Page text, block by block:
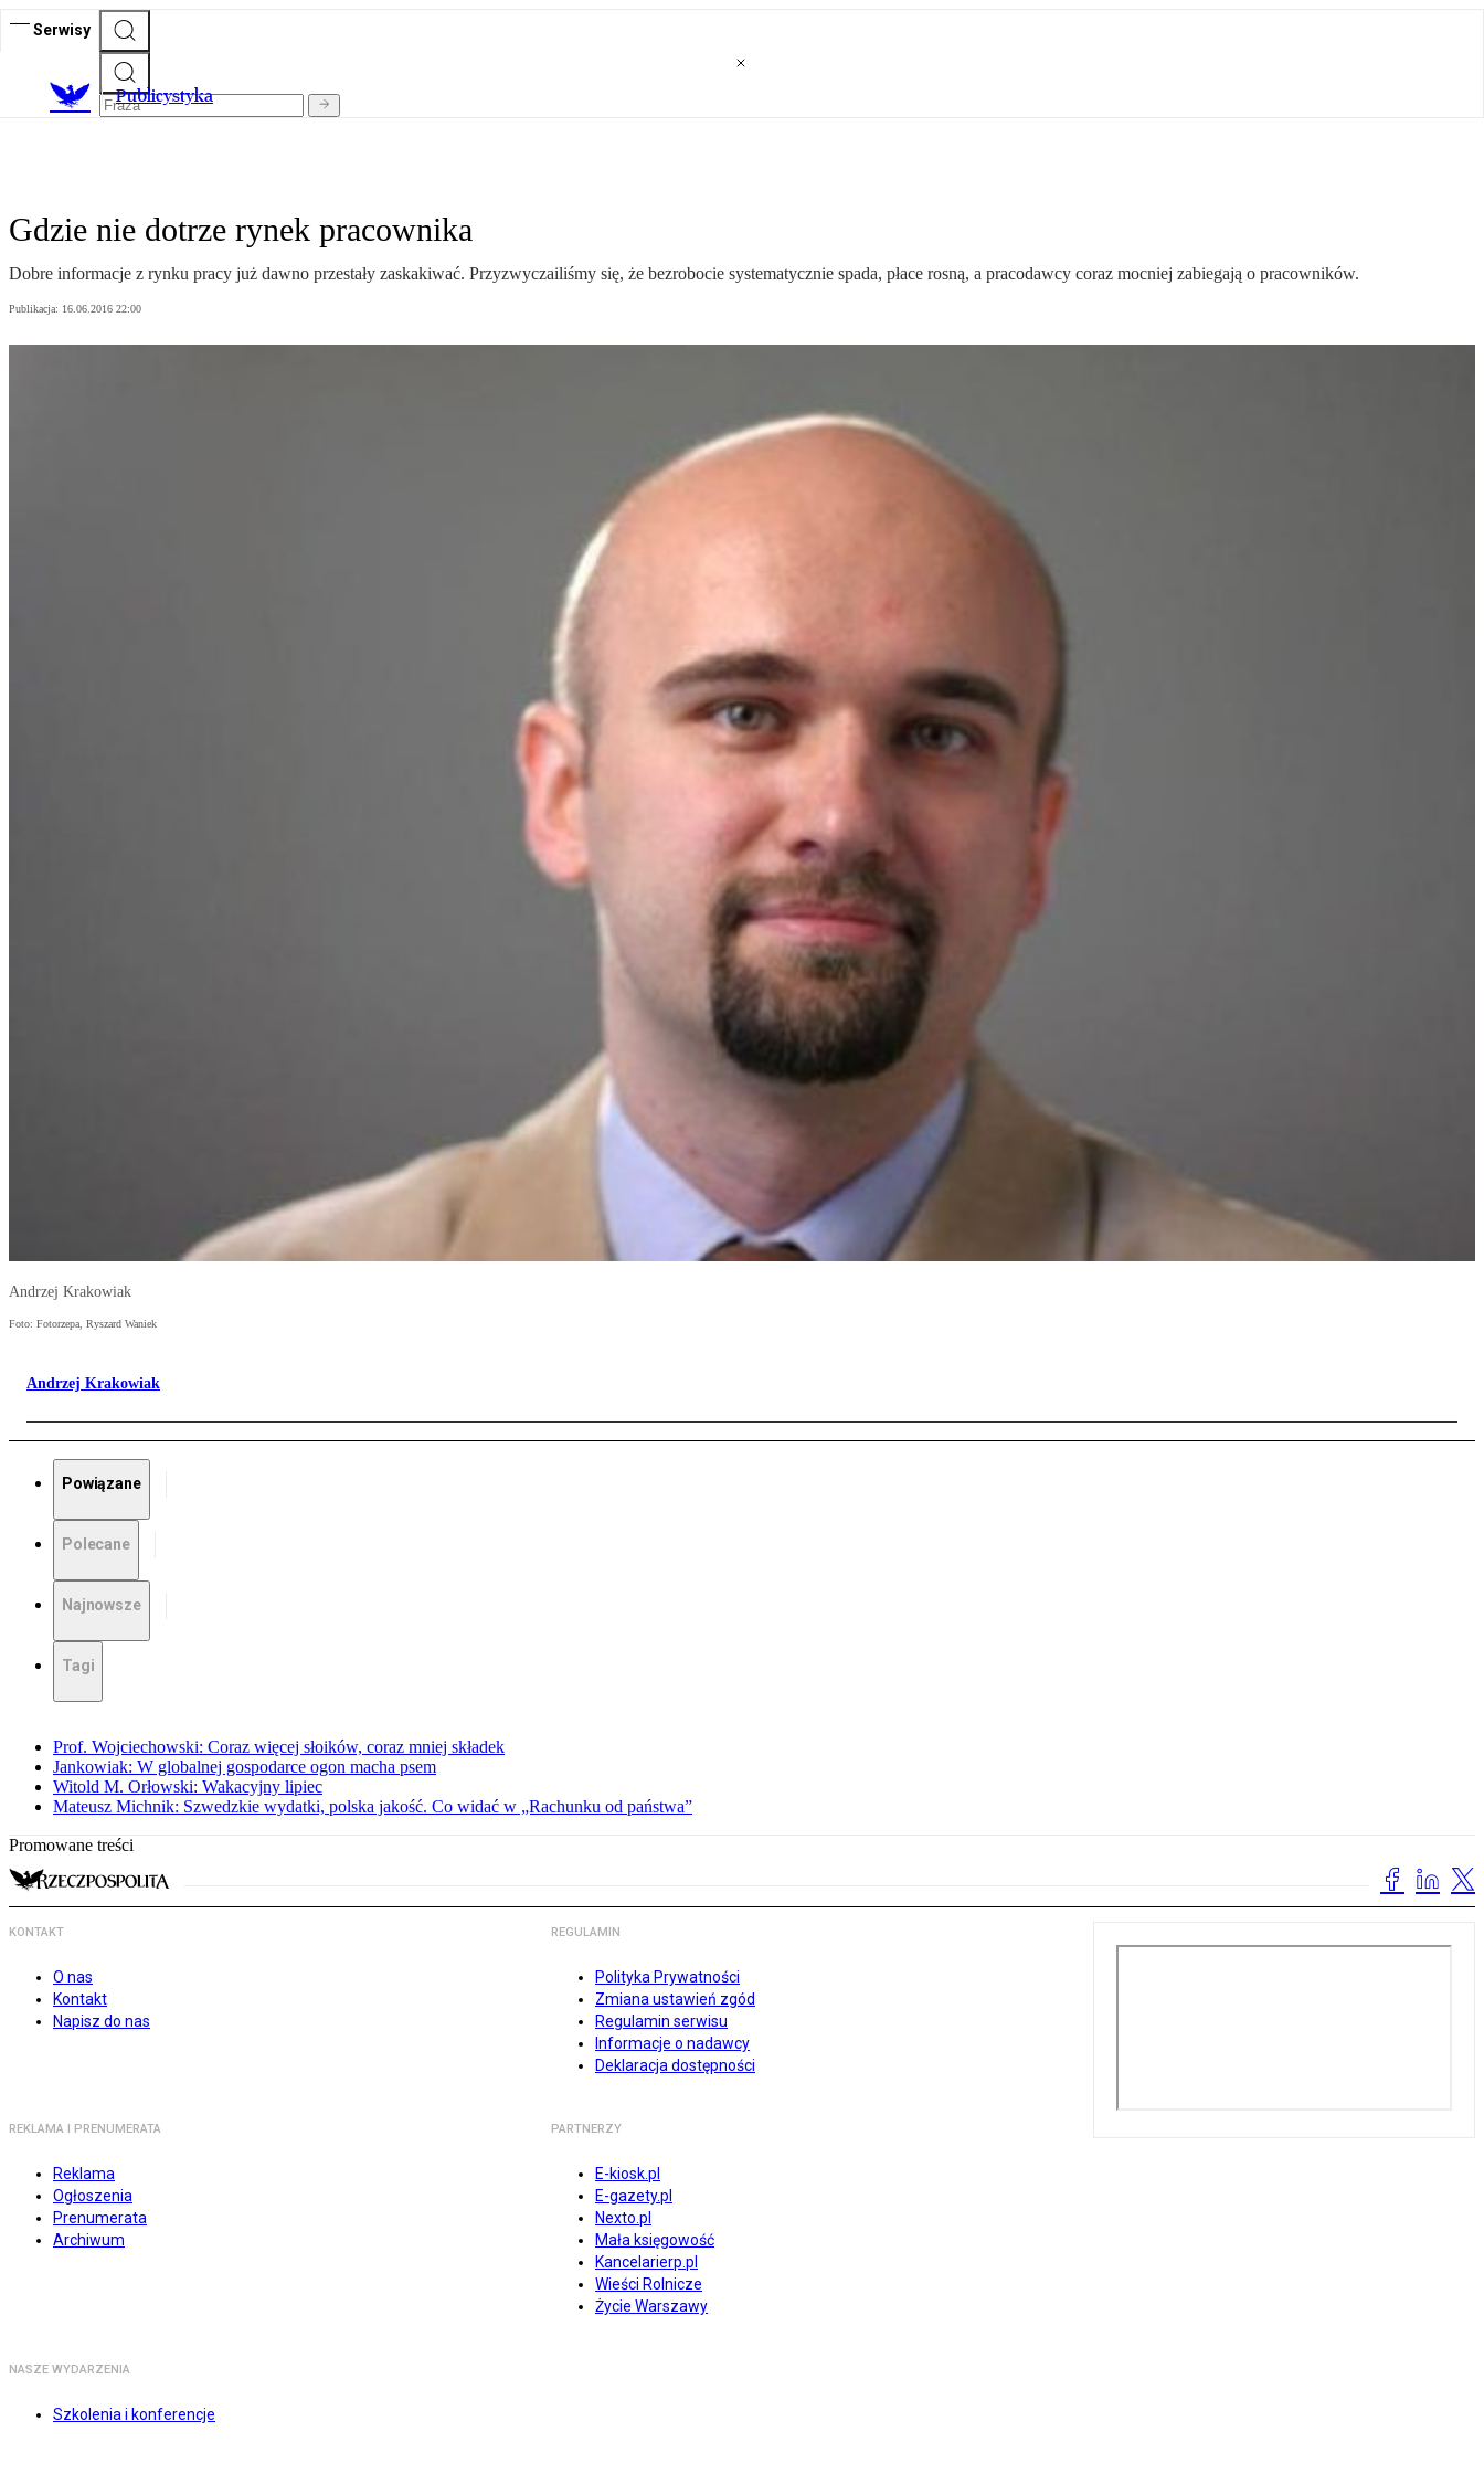
Serwisy
Publicystyka
Gdzie nie dotrze rynek pracownika
Dobre informacje z rynku pracy już dawno przestały zaskakiwać. Przyzwyczailiśmy się, że bezrobocie systematycznie spada, płace rosną, a pracodawcy coraz mocniej zabiegają o pracowników.
Publikacja: 16.06.2016 22:00
Andrzej Krakowiak
Foto: Fotorzepa, Ryszard Waniek
Andrzej Krakowiak
Powiązane
Polecane
Najnowsze
Tagi
Prof. Wojciechowski: Coraz więcej słoików, coraz mniej składek
Jankowiak: W globalnej gospodarce ogon macha psem
Witold M. Orłowski: Wakacyjny lipiec
Mateusz Michnik: Szwedzkie wydatki, polska jakość. Co widać w „Rachunku od państwa”
Promowane treści
KONTAKT
O nas
Kontakt
Napisz do nas
REGULAMIN
Polityka Prywatności
Zmiana ustawień zgód
Regulamin serwisu
Informacje o nadawcy
Deklaracja dostępności
REKLAMA I PRENUMERATA
Reklama
Ogłoszenia
Prenumerata
Archiwum
PARTNERZY
E-kiosk.pl
E-gazety.pl
Nexto.pl
Mała księgowość
Kancelarierp.pl
Wieści Rolnicze
Życie Warszawy
NASZE WYDARZENIA
Szkolenia i konferencje